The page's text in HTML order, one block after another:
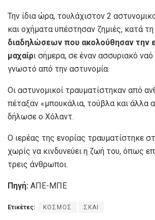
Την ίδια ώρα, τουλάχιστον 2
και οχήματα υπέστησαν ζημιές, κατά τη
διαδηλώσεων που ακολούθησαν την
μαχαίρι σήμερα, σε έναν ασσυριακό ναό
γνωστό από την αστυνομία.
Οι αστυνομικοί τραυματίστηκαν από
πέταξαν «μπουκάλια, τούβλα και άλλα
δήλωσε ο Χόλαντ.
Ο ιερέας της ενορίας τραυματίστηκε
χωρίς να κινδυνεύει η ζωή του, όπως
τρεις άνθρωποι.
Πηγή: ΑΠΕ-ΜΠΕ
Ετικέτες: ΚΟΣΜΟΣ ΣΚΑΙ